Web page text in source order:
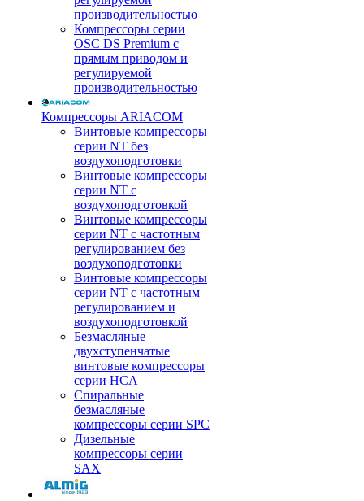
производительностью
Компрессоры серии
OSC DS Premium с
прямым приводом и
регулируемой
производительностью
Компрессоры ARIACOM
Винтовые компрессоры
серии NT без
воздухоподготовки
Винтовые компрессоры
серии NT c
воздухоподготовкой
Винтовые компрессоры
серии NT с частотным
регулированием без
воздухоподготовки
Винтовые компрессоры
серии NT с частотным
регулированием и
воздухоподготовкой
Безмасляные
двухступенчатые
винтовые компрессоры
серии HCA
Спиральные
безмасляные
компрессоры серии SPC
Дизельные
компрессоры серии
SAX